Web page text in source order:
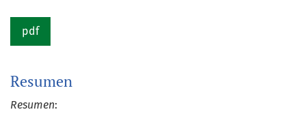
pdf
Resumen
Resumen: